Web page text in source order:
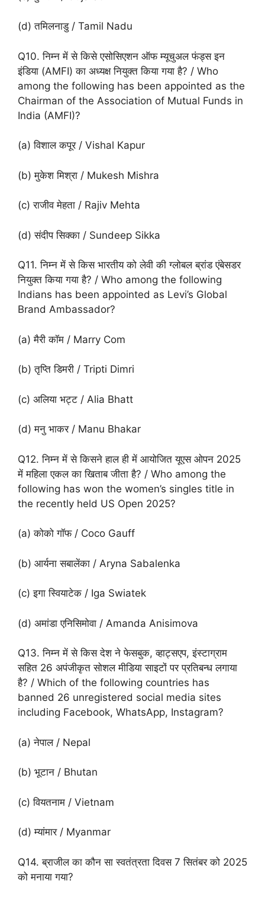
(d) तमिलनाडु / Tamil Nadu
Q10. निम्न में से किसे एसोसिएशन ऑफ म्यूचुअल फंड्स इन
इंडिया (AMFI) का अध्यक्ष नियुक्त किया गया है? / Who
among the following has been appointed as the
Chairman of the Association of Mutual Funds in
India (AMFI)?
(a) विशाल कपूर / Vishal Kapur
(b) मुकेश मिश्रा / Mukesh Mishra
(c) राजीव मेहता / Rajiv Mehta
(d) संदीप सिक्का / Sundeep Sikka
Q11. निम्न में से किस भारतीय को लेवी की ग्लोबल ब्रांड एंबेसडर
नियुक्त किया गया है? / Who among the following
Indians has been appointed as Levi’s Global
Brand Ambassador?
(a) मैरी कॉम / Marry Com
(b) तृप्ति डिमरी / Tripti Dimri
(c) अलिया भट्ट / Alia Bhatt
(d) मनु भाकर / Manu Bhakar
Q12. निम्न में से किसने हाल ही में आयोजित यूएस ओपन 2025
में महिला एकल का खिताब जीता है? / Who among the
following has won the women’s singles title in
the recently held US Open 2025?
(a) कोको गॉफ / Coco Gauff
(b) आर्यना सबालेंका / Aryna Sabalenka
(c) इगा स्वियाटेक / Iga Swiatek
(d) अमांडा एनिसिमोवा / Amanda Anisimova
Q13. निम्न में से किस देश ने फेसबुक, व्हाट्सएप, इंस्टाग्राम
सहित 26 अपंजीकृत सोशल मीडिया साइटों पर प्रतिबन्ध लगाया
है? / Which of the following countries has
banned 26 unregistered social media sites
including Facebook, WhatsApp, Instagram?
(a) नेपाल / Nepal
(b) भूटान / Bhutan
(c) वियतनाम / Vietnam
(d) म्यांमार / Myanmar
Q14. ब्राजील का कौन सा स्वतंत्रता दिवस 7 सितंबर को 2025
को मनाया गया?